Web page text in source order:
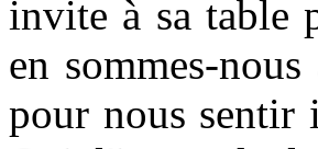
invite à sa table
en sommes-
pour nous